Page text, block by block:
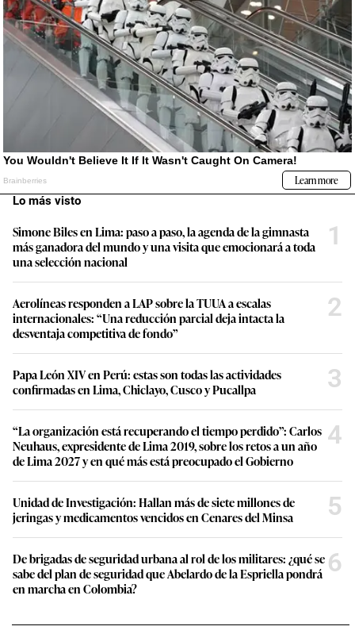
Lo más visto
Simone Biles en Lima: paso a paso, la agenda de la gimnasta
más ganadora del mundo y una visita que emocionará a toda
una selección nacional
1
Aerolíneas responden a LAP sobre la TUUA a escalas
internacionales: “Una reducción parcial deja intacta la
desventaja competitiva de fondo”
2
Papa León XIV en Perú: estas son todas las actividades
confirmadas en Lima, Chiclayo, Cusco y Pucallpa
3
“La organización está recuperando el tiempo perdido”: Carlos
Neuhaus, expresidente de Lima 2019, sobre los retos a un año
de Lima 2027 y en qué más está preocupado el Gobierno
4
Unidad de Investigación: Hallan más de siete millones de
jeringas y medicamentos vencidos en Cenares del Minsa
5
De brigadas de seguridad urbana al rol de los militares: ¿qué se
sabe del plan de seguridad que Abelardo de la Espriella pondrá
en marcha en Colombia?
6